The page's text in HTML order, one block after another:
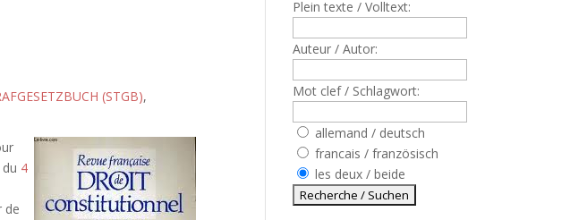
(STGB),
4
de
Plein texte / Volltext:
Auteur / Autor:
Mot clef / Schlagwort:
allemand / deutsch
francais / französisch
les deux / beide